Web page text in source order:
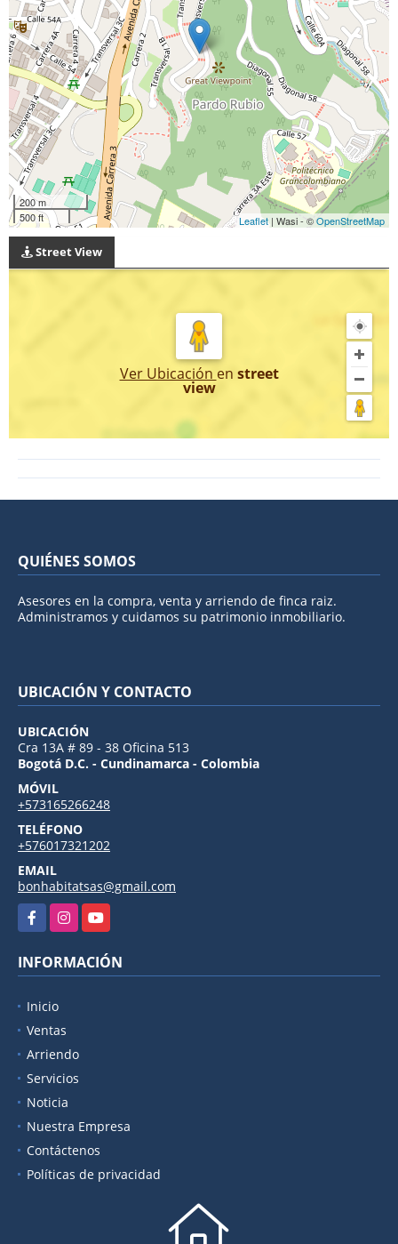
200 m
500 ft
Leaflet | Wasi - ©OpenStreetMap
Street View
Ver Ubicación en street
view
QUIÉNES SOMOS
Asesores en la compra, venta y arriendo de finca raiz.
Administramos y cuidamos su patrimonio inmobiliario.
UBICACIÓN Y CONTACTO
UBICACIÓN
Cra 13A # 89 - 38 Oficina 513
Bogotá D.C. - Cundinamarca - Colombia
MÓVIL
+573165266248
TELÉFONO
+576017321202
EMAIL
bonhabitatsas@gmail.com
FacebookInstagramYouTube
INFORMACIÓN
Inicio
Ventas
Arriendo
Servicios
Noticia
Nuestra Empresa
Contáctenos
Políticas de privacidad